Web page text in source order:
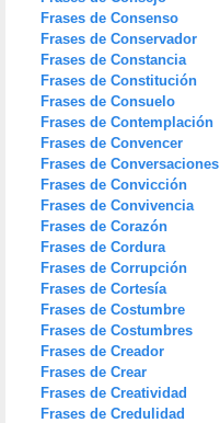
Frases de Consenso
Frases de Conservador
Frases de Constancia
Frases de Constitución
Frases de Consuelo
Frases de Contemplación
Frases de Convencer
Frases de Conversaciones
Frases de Convicción
Frases de Convivencia
Frases de Corazón
Frases de Cordura
Frases de Corrupción
Frases de Cortesía
Frases de Costumbre
Frases de Costumbres
Frases de Creador
Frases de Crear
Frases de Creatividad
Frases de Credulidad